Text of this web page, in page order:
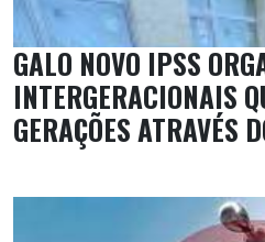
GALO NOVO IPSS
INTERGERACIONAIS
GERAÇÕES ATRAVÉS